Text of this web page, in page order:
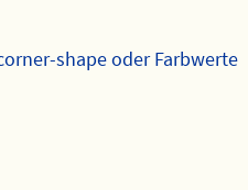
shape oder Farbwerte